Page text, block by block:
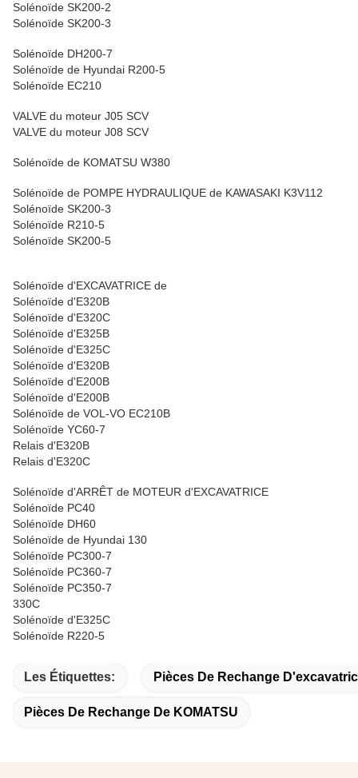
Solénoïde SK200-2
Solénoïde SK200-3
Solénoïde DH200-7
Solénoïde de Hyundai R200-5
Solénoïde EC210
VALVE du moteur J05 SCV
VALVE du moteur J08 SCV
Solénoïde de KOMATSU W380
Solénoïde de POMPE HYDRAULIQUE de KAWASAKI K3V112
Solénoïde SK200-3
Solénoïde R210-5
Solénoïde SK200-5
Solénoïde d'EXCAVATRICE de
Solénoïde d'E320B
Solénoïde d'E320C
Solénoïde d'E325B
Solénoïde d'E325C
Solénoïde d'E320B
Solénoïde d'E200B
Solénoïde d'E200B
Solénoïde de VOL-VO EC210B
Solénoïde YC60-7
Relais d'E320B
Relais d'E320C
Solénoïde d'ARRÊT de MOTEUR d'EXCAVATRICE
Solénoïde PC40
Solénoïde DH60
Solénoïde de Hyundai 130
Solénoïde PC300-7
Solénoïde PC360-7
Solénoïde PC350-7
330C
Solénoïde d'E325C
Solénoïde R220-5
Les Étiquettes: Pièces De Rechange
Pièces De Rechange De KOMATSU